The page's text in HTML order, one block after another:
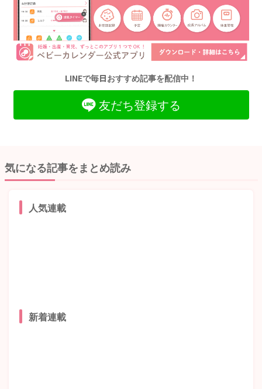
LINEで毎日おすすめ記事を配信中！
友だち登録する
気になる記事をまとめ読み
人気連載
新着連載